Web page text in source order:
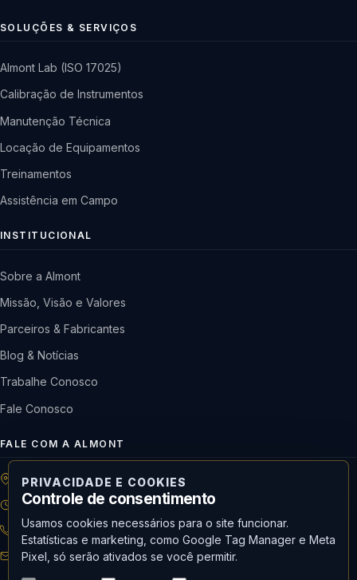
SOLUÇÕES & SERVIÇOS
Almont Lab (ISO 17025)
Calibração de Instrumentos
Manutenção Técnica
Locação de Equipamentos
Treinamentos
Assistência em Campo
INSTITUCIONAL
Sobre a Almont
Missão, Visão e Valores
Parceiros & Fabricantes
Blog & Notícias
Trabalhe Conosco
Fale Conosco
FALE COM A ALMONT
R: Horácio de Castilho, 284 Vila Maria | São Paulo-SP
08h às 18h | Seg. a Qui. | 08h às 17h | Sex.
11 3488-9300 RECEPÇÃO
recepcao@almont.com.br
PRIVACIDADE E COOKIES
Controle de consentimento
Usamos cookies necessários para o site funcionar.
Estatísticas e marketing, como Google Tag Manager e Meta
Pixel, só serão ativados se você permitir.